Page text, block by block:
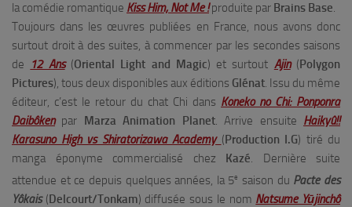
la comédie romantique Kiss Him, Not Me !produite par Brains Base.
Toujours dans les œuvres publiées en France, nous avons donc
surtout droit à des suites, à commencer par les secondes saisons
de
12 Ans(Oriental Light and Magic) et surtout Ajin(Polygon
Pictures), tous deux disponibles aux éditions Glénat. Issu du même
éditeur, c’est le retour du chat Chi dans Koneko no Chi: Ponponra
Daibôkenpar Marza Animation Planet. Arrive ensuite Haikyû!!
Karasuno High vs Shiratorizawa Academy (Production I.G) tiré du
manga éponyme commercialisé chez Kazé. Dernière suite
attendue et ce depuis quelques années, la 5e saison du Pacte des
Yôkais(Delcourt/Tonkam) diffusée sous le nom Natsume Yūjinchô